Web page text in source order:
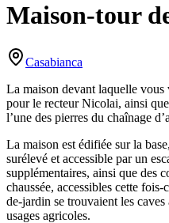
Maison-tour
Casabianca
La maison devant laquelle
pour le recteur Nicolai, ainsi
l’une des pierres du chaînage
La maison est édifiée sur la
surélevé et accessible par un
supplémentaires, ainsi que des
chaussée, accessibles cette
de-jardin se trouvaient les
usages agricoles.